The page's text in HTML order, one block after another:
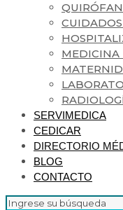
MEDICINA
SERVIMEDICA
CEDICAR
DIRECTORIO
BLOG
CONTACTO